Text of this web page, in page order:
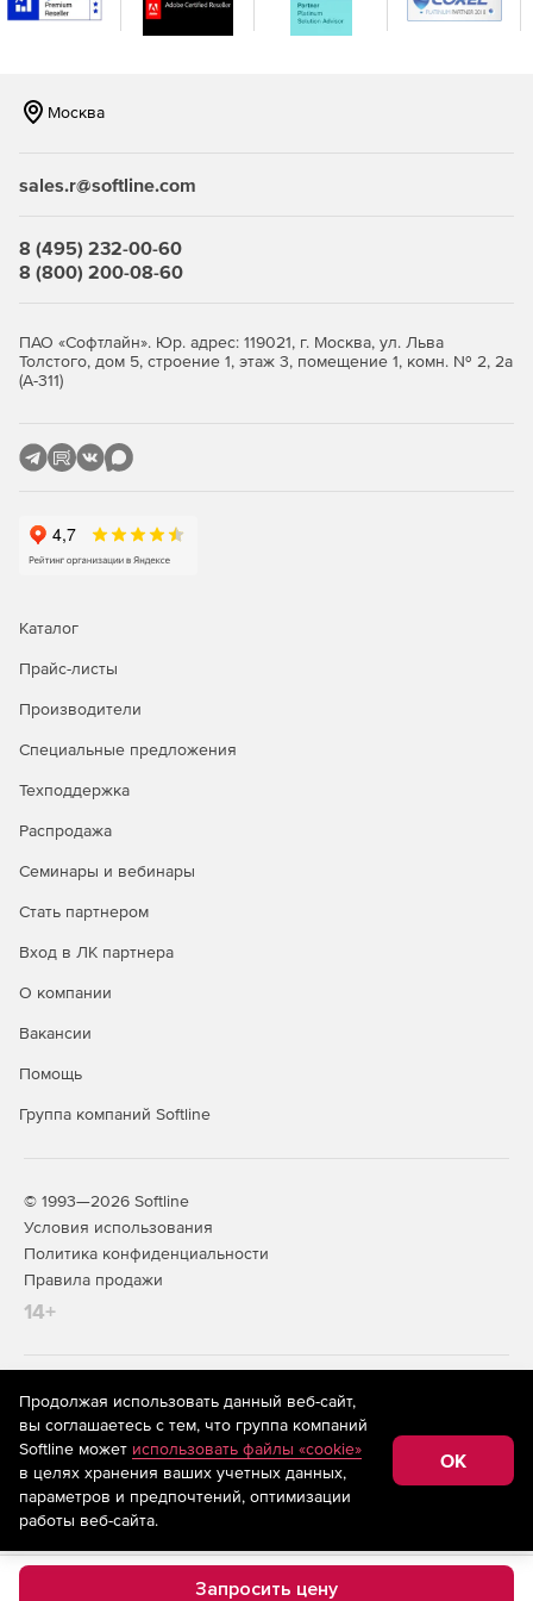
Переключение языка выполнения.
Графическая библиотека с сотнями графических
Возможность многократного использования лицевых
Проводник объектов для быстрого просмотра
иерархии объектов на дисплее.
системы через FactoryTalk Diagnostics.
Управление пользователями во время работы
Легко работать с несколькими проектами, поскольку
каждый проект имеет собственную конфигурацию
Запросить цену
Москва
sales.r@softline.com
8 (495) 232-00-60
8 (800) 200-08-60
ПАО «Софтлайн». Юр. адрес: 119021, г. Москва, ул. Льва
Толстого, дом 5, строение 1, этаж 3, помещение 1, комн. № 2, 2а
(А-311)
Каталог
Прайс-листы
Производители
Специальные предложения
Техподдержка
Распродажа
Семинары и вебинары
Стать партнером
Вход в ЛК партнера
О компании
Вакансии
Помощь
Группа компаний Softline
© 1993—2026 Softline
Условия использования
Политика конфиденциальности
Правила продажи
14+
На информационном ресурсе store.softline.ru применяются
рекомендательные технологии
(информационные технологии
предоставления информации на основе сбора,
систематизации и анализа сведений, относящихся к
предпочтениям пользователей сети «Интернет»,
находящихся на территории Российской Федерации)
Продолжая использовать данный веб-сайт,
вы соглашаетесь с тем, что группа компаний
Softline может использовать файлы «cookie»
в целях хранения ваших учетных данных,
параметров и предпочтений, оптимизации
работы веб-сайта.
OK